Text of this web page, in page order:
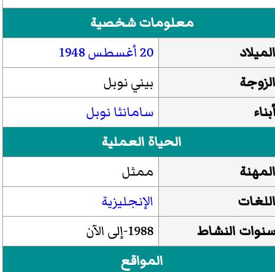
معلومات شخصية
الميلاد
20 أغسطس
1948
الزوجة
بيني نوبل
أبناء
سامانثا نوبل
الحياة العملية
المهنة
ممثل
اللغات
الإنجليزية
سنوات النشاط
1988-إلى الآن
المواقع